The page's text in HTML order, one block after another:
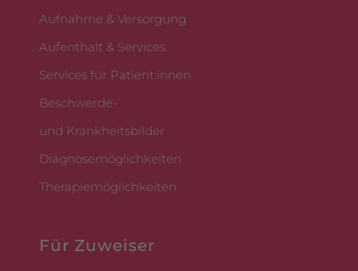
Aufnahme & Versorgung
Aufenthalt & Services
Services für Patient:innen
Beschwerde-
und Krankheitsbilder
Diagnosemöglichkeiten
Therapiemöglichkeiten
Für Zuweiser